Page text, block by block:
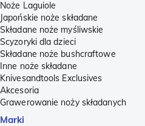
Noże Laguiole
Japońskie noże składane
Składane noże myśliwskie
Scyzoryki dla dzieci
Składane noże bushcraftowe
Inne noże składane
Knivesandtools Exclusives
Akcesoria
Grawerowanie noży składanych
Marki